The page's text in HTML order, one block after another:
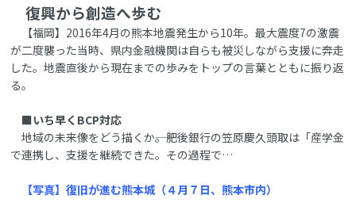
復興から創造へ歩む
【福岡】2016年4月の熊本地震発生から10年。最大震度7の激震
が二度襲った当時、県内金融機関は自らも被災しながら支援に奔走
した。地震直後から現在までの歩みをトップの言葉とともに振り返
る。
■いち早くBCP対応
地域の未来像をどう描くか――。肥後銀行の笠原慶久頭取は「産学金
で連携し、支援を継続できた。その過程で…
【写真】復旧が進む熊本城（４月７日、熊本市内）